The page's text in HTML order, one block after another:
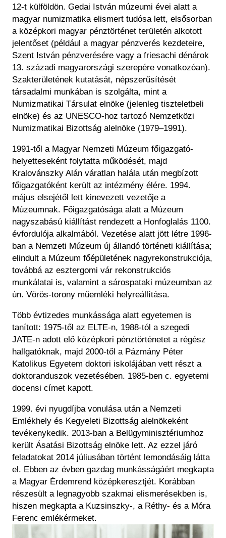
12-t külföldön. Gedai István múzeumi évei alatt a
magyar numizmatika elismert tudósa lett, elsősorban
a középkori magyar pénztörténet területén alkotott
jelentőset (például a magyar pénzverés kezdeteire,
Szent István pénzverésére vagy a friesachi dénárok
13. századi magyarországi szerepére vonatkozóan).
Szakterületének kutatását, népszerűsítését
társadalmi munkában is szolgálta, mint a
Numizmatikai Társulat elnöke (jelenleg tiszteletbeli
elnöke) és az UNESCO-hoz tartozó Nemzetközi
Numizmatikai Bizottság alelnöke (1979–1991).
1991-től a Magyar Nemzeti Múzeum főigazgató-
helyetteseként folytatta működését, majd
Kralovánszky Alán váratlan halála után megbízott
főigazgatóként került az intézmény élére. 1994.
május elsejétől lett kinevezett vezetője a
Múzeumnak. Főigazgatósága alatt a Múzeum
nagyszabású kiállítást rendezett a Honfoglalás 1100.
évfordulója alkalmából. Vezetése alatt jött létre 1996-
ban a Nemzeti Múzeum új állandó történeti kiállítása;
elindult a Múzeum főépületének nagyrekonstrukciója,
továbbá az esztergomi vár rekonstrukciós
munkálatai is, valamint a sárospataki múzeumban az
ún. Vörös-torony műemléki helyreállítása.
Több évtizedes munkássága alatt egyetemen is
tanított: 1975-től az ELTE-n, 1988-tól a szegedi
JATE-n adott elő középkori pénztörténetet a régész
hallgatóknak, majd 2000-től a Pázmány Péter
Katolikus Egyetem doktori iskolájában vett részt a
doktoranduszok vezetésében. 1985-ben c. egyetemi
docensi címet kapott.
1999. évi nyugdíjba vonulása után a Nemzeti
Emlékhely és Kegyeleti Bizottság alelnökeként
tevékenykedik. 2013-ban a Belügyminisztériumhoz
került Ásatási Bizottság elnöke lett. Az ezzel járó
feladatokat 2014 júliusában történt lemondásáig látta
el. Ebben az évben gazdag munkásságáért megkapta
a Magyar Érdemrend középkeresztjét. Korábban
részesült a legnagyobb szakmai elismerésekben is,
hiszen megkapta a Kuzsinszky-, a Réthy- és a Móra
Ferenc emlékérmeket.